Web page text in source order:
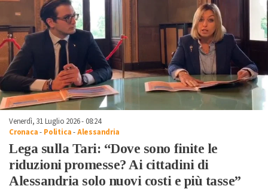
Venerdì, 31 Luglio 2026 - 08:24
Cronaca- Politica-Alessandria
Lega sulla Tari: “Dove sono finite le
riduzioni promesse? Ai cittadini di
Alessandria solo nuovi costi e più tasse”